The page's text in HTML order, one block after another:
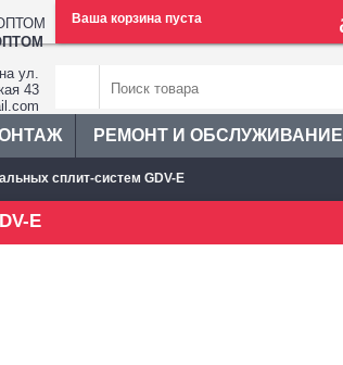
Ваша корзина пуста
ул.
43
РЕМОНТ И ОБСЛУЖИВАНИЕ
сплит-систем GDV-E
E